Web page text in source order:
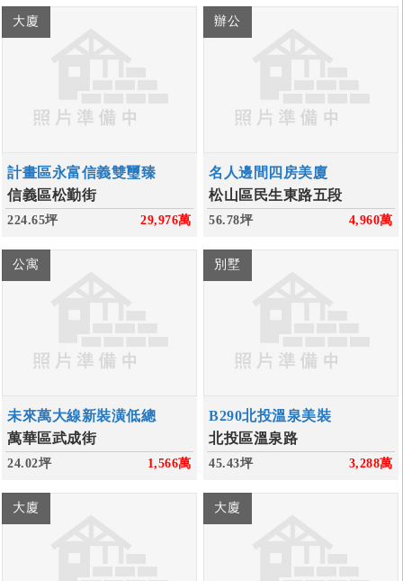
大廈
計畫區永富信義雙璽臻
信義區松勤街
224.65坪 29,976萬
辦公
名人邊間四房美廈
松山區民生東路五段
56.78坪 4,960萬
公寓
未來萬大線新裝潢低總
萬華區武成街
24.02坪 1,566萬
別墅
B290北投溫泉美裝
北投區溫泉路
45.43坪 3,288萬
大廈 大廈